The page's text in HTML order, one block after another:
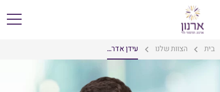
בית הצוות שלנו עידן אדר...